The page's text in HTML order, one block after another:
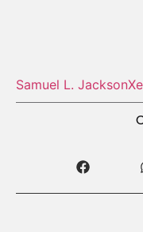
Samuel L. Jackson